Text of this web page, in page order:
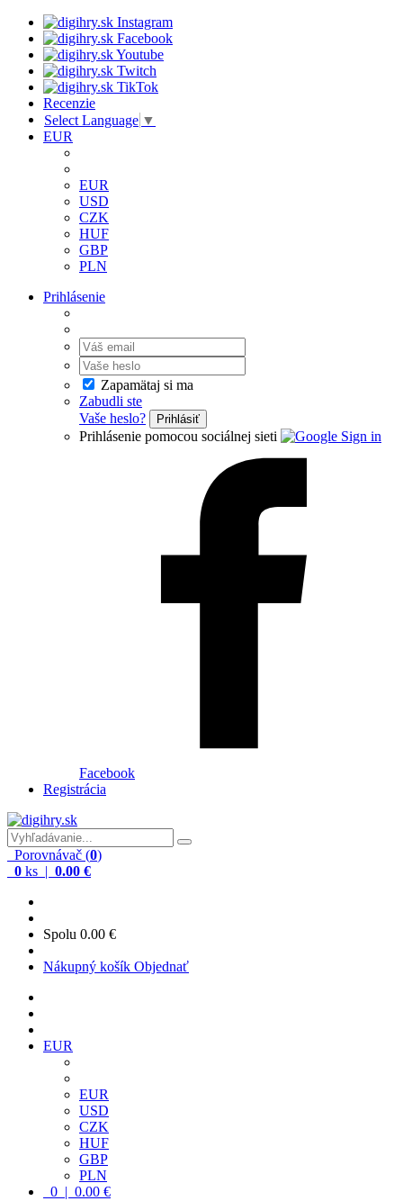
Recenzie
Select Language ▼
EUR
EUR
USD
CZK
HUF
GBP
PLN
Prihlásenie
Zapamätaj si ma
Zabudli ste
Vaše heslo?
Prihlásiť
Prihlásenie pomocou sociálnej sieti
Facebook
Registrácia
Porovnávač (0)
0 ks | 0.00 €
Spolu 0.00 €
Nákupný košík Objednať
EUR
EUR
USD
CZK
HUF
GBP
PLN
0 | 0.00 €